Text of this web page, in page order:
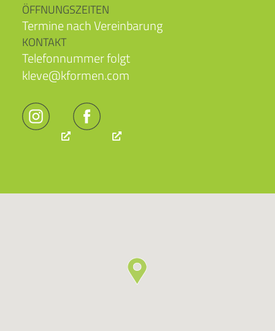
ÖFFNUNGSZEITEN
Termine nach Vereinbarung
KONTAKT
Telefonnummer folgt
kleve@kformen.com